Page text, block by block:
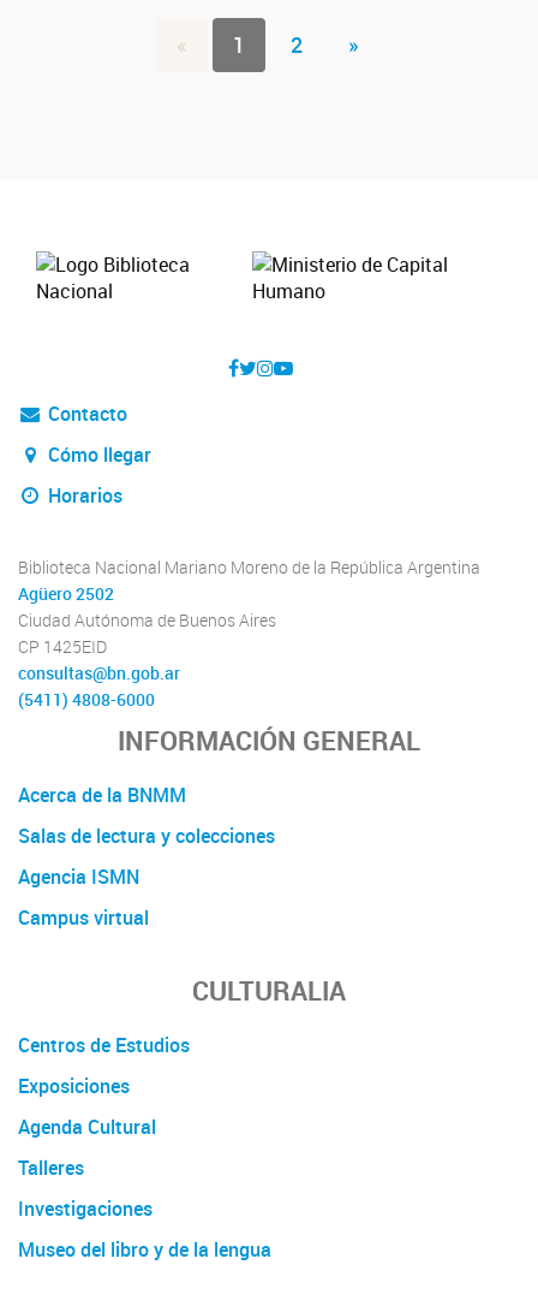
« 1 2 »
Contacto
Cómo llegar
Horarios
Biblioteca Nacional Mariano Moreno de la República Argentina
Agüero 2502
Ciudad Autónoma de Buenos Aires
CP 1425EID
consultas@bn.gob.ar
(5411) 4808-6000
INFORMACIÓN GENERAL
Acerca de la BNMM
Salas de lectura y colecciones
Agencia ISMN
Campus virtual
CULTURALIA
Centros de Estudios
Exposiciones
Agenda Cultural
Talleres
Investigaciones
Museo del libro y de la lengua